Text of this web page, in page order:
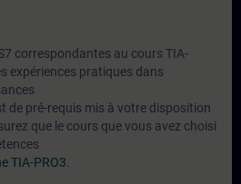
correspondantes au cours TIA-
expériences pratiques dans
de pré-requis mis à votre disposition
que le cours que vous avez choisi
TIA-PRO3